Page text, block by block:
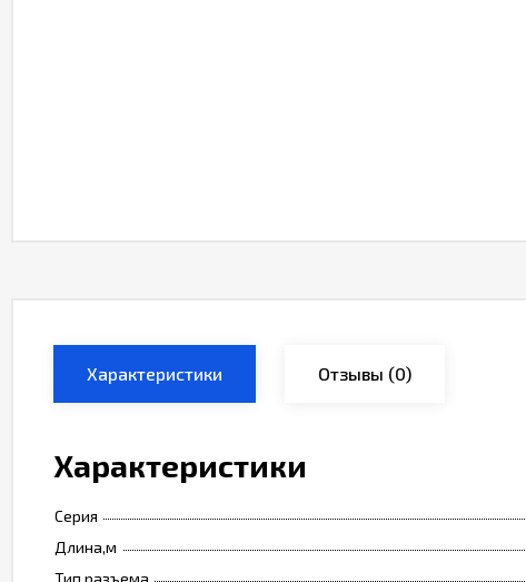
Характеристики Отзывы (0)
Характеристики
Серия
Длина,м
Тип разъема